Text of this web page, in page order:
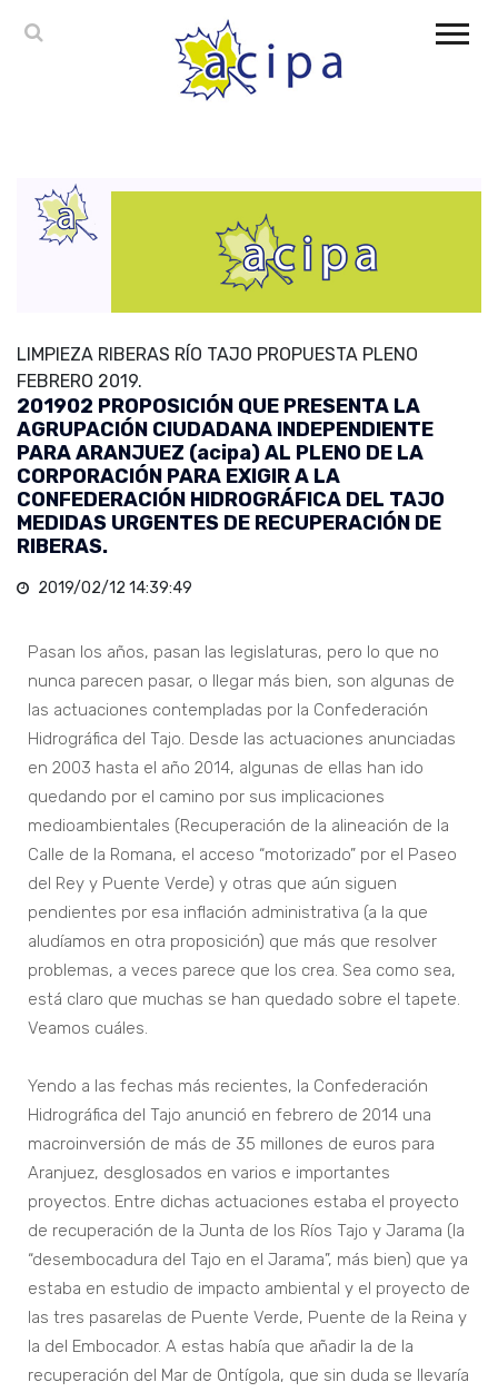
LIMPIEZA RIBERAS RÍO TAJO PROPUESTA PLENO
FEBRERO 2019.
201902 PROPOSICIÓN QUE PRESENTA LA
AGRUPACIÓN CIUDADANA INDEPENDIENTE
PARA ARANJUEZ (acipa) AL PLENO DE LA
CORPORACIÓN PARA EXIGIR A LA
CONFEDERACIÓN HIDROGRÁFICA DEL TAJO
MEDIDAS URGENTES DE RECUPERACIÓN DE
RIBERAS.
2019/02/12 14:39:49
Pasan los años, pasan las legislaturas, pero lo que no
nunca parecen pasar, o llegar más bien, son algunas de
las actuaciones contempladas por la Confederación
Hidrográfica del Tajo. Desde las actuaciones anunciadas
en 2003 hasta el año 2014, algunas de ellas han ido
quedando por el camino por sus implicaciones
medioambientales (Recuperación de la alineación de la
Calle de la Romana, el acceso “motorizado” por el Paseo
del Rey y Puente Verde) y otras que aún siguen
pendientes por esa inflación administrativa (a la que
aludíamos en otra proposición) que más que resolver
problemas, a veces parece que los crea. Sea como sea,
está claro que muchas se han quedado sobre el tapete.
Veamos cuáles.
Yendo a las fechas más recientes, la Confederación
Hidrográfica del Tajo anunció en febrero de 2014 una
macroinversión de más de 35 millones de euros para
Aranjuez, desglosados en varios e importantes
proyectos. Entre dichas actuaciones estaba el proyecto
de recuperación de la Junta de los Ríos Tajo y Jarama (la
“desembocadura del Tajo en el Jarama”, más bien) que ya
estaba en estudio de impacto ambiental y el proyecto de
las tres pasarelas de Puente Verde, Puente de la Reina y
la del Embocador. A estas había que añadir la de la
recuperación del Mar de Ontígola, que sin duda se llevaría